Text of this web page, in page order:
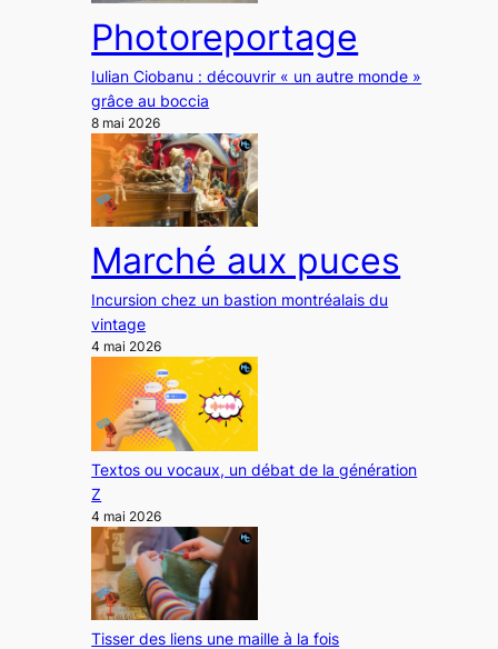
Photoreportage
Iulian Ciobanu : découvrir « un autre monde »
grâce au boccia
8 mai 2026
Marché aux puces
Incursion chez un bastion montréalais du
vintage
4 mai 2026
Textos ou vocaux, un débat de la génération
Z
4 mai 2026
Tisser des liens une maille à la fois